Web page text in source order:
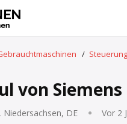
/
von Siemens
Niedersachsen, DE Vor 2